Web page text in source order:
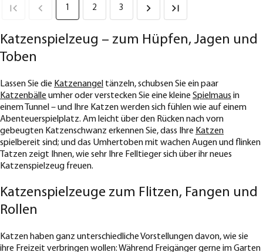
1 2 3
Katzenspielzeug – zum Hüpfen, Jagen und
Toben
Lassen Sie die Katzenangel tänzeln, schubsen Sie ein paar
Katzenbälle umher oder verstecken Sie eine kleine Spielmaus in
einem Tunnel – und Ihre Katzen werden sich fühlen wie auf einem
Abenteuerspielplatz. Am leicht über den Rücken nach vorn
gebeugten Katzenschwanz erkennen Sie, dass Ihre Katzen
spielbereit sind; und das Umhertoben mit wachen Augen und flinken
Tatzen zeigt Ihnen, wie sehr Ihre Felltieger sich über ihr neues
Katzenspielzeug freuen.
Katzenspielzeuge zum Flitzen, Fangen und
Rollen
Katzen haben ganz unterschiedliche Vorstellungen davon, wie sie
ihre Freizeit verbringen wollen: Während Freigänger gerne im Garten